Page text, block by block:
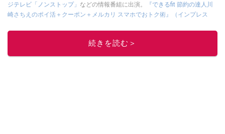
ジテレビ「ノンストップ」 などの情報番組に出演。
『できるfit 節約の達人川
崎さちえのポイ活＋クーポン＋メルカリ スマホでおトク術』（インプレス
的に稼ぐ！』（翔泳社刊）
■経歴：2003年、夫が子育てをするために、突然会社を辞める。翌月からの
続きを読む＞